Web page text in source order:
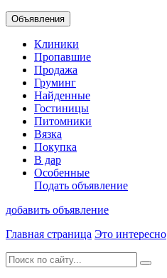
Объявления
Клиники
Пропавшие
Продажа
Груминг
Найденные
Гостиницы
Питомники
Вязка
Покупка
В дар
Особенные
Подать объявление
добавить объявление
Главная страница Это интересно